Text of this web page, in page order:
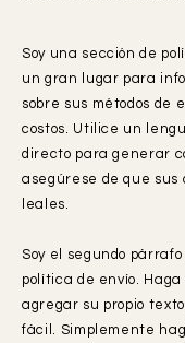
Soy una sección de
un gran lugar para
sobre sus métodos de
costos. Utilice un
directo para generar
asegúrese de que sus
leales.
Soy el segundo
política de envío.
agregar su propio
fácil. Simplemente